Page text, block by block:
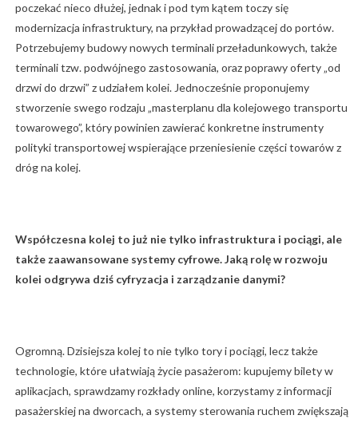
poczekać nieco dłużej, jednak i pod tym kątem toczy się
modernizacja infrastruktury, na przykład prowadzącej do portów.
Potrzebujemy budowy nowych terminali przeładunkowych, także
terminali tzw. podwójnego zastosowania, oraz poprawy oferty „od
drzwi do drzwi” z udziałem kolei. Jednocześnie proponujemy
stworzenie swego rodzaju „masterplanu dla kolejowego transportu
towarowego”, który powinien zawierać konkretne instrumenty
polityki transportowej wspierające przeniesienie części towarów z
dróg na kolej.
Współczesna kolej to już nie tylko infrastruktura i pociągi, ale
także zaawansowane systemy cyfrowe. Jaką rolę w rozwoju
kolei odgrywa dziś cyfryzacja i zarządzanie danymi?
Ogromną. Dzisiejsza kolej to nie tylko tory i pociągi, lecz także
technologie, które ułatwiają życie pasażerom: kupujemy bilety w
aplikacjach, sprawdzamy rozkłady online, korzystamy z informacji
pasażerskiej na dworcach, a systemy sterowania ruchem zwiększają